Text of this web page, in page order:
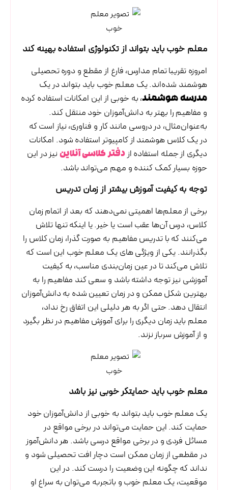
معلم خوب باید بتواند از تکنولوژی استفاده بهینه کند
امروزه تقریبا تمام مدارس، فارغ از مقطع و دوره تحصیلی
هوشمند شده‌اند. یک معلم خوب باید بتواند در یک
مدرسه هوشمند، به خوبی از این امکانات استفاده کرده
و مفاهیم را بهتر به دانش‌آموزان خود منتقل کند.
به‌عنوان‌مثال، در دروسی مانند کار و فناوری، نیاز است که
در یک کلاس هوشمند از کامپیوتر استفاده شود. امکانات
دیگری از جمله استفاده ازدفتر کلاسی آنلاین نیز در این
حوزه بسیار کمک کننده و مهم می‌تواند باشد.
توجه به کیفیت آموزش بیشتر از زمان تدریس
برخی از معلم‌ها اهمیتی نمی‌دهند که بعد از اتمام زمان
کلاس، درس آن‌ها عقب است یا خیر. یا اینکه تنها تلاش
می‌کنند که با تدریس مفاهیم به صورت گذرا، زمان کلاس را
بگذرانند. یکی از ویژگی های یک معلم خوب این است که
تلاش می‌کند تا در عین زمان‌بندی مناسب، به کیفیت
آموزشی نیز توجه داشته باشد و سعی کند مفاهیم را به
بهترین شکل ممکن و در زمان تعیین شده به دانش‌آموزان
انتقال دهد. حتی اگر به هر دلیلی این اتفاق رخ نداد،
معلم باید زمان دیگری را برای آموزش مفاهیم در نظر بگیرد
و از آموزش سرباز نزند.
معلم خوب باید حمایتگر خوبی نیز باشد
یک معلم خوب باید بتواند به خوبی از دانش‌آموزان خود
حمایت کند. این حمایت می‌تواند در برخی مواقع در
مسائل فردی و در برخی مواقع درسی باشد. هر دانش‌آموز
در مقطعی از زمان ممکن است دچار افت تحصیلی شود و
نداند که چگونه این وضعیت را درست کند. در این
موقعیت، یک معلم خوب و باتجربه می‌توان به سراغ او